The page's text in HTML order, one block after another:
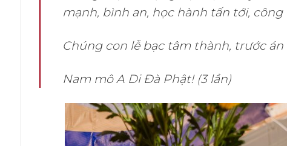
mạnh, bình an, học hành tấn tới, công
Chúng con lễ bạc tâm thành, trước
Nam mô A Di Đà Phật! (3 lần)